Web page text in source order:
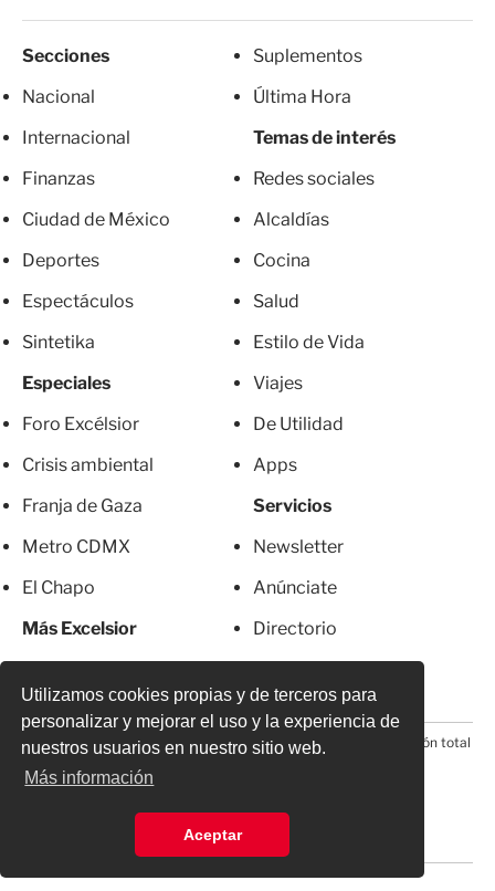
Utilizamos cookies propias y de terceros para
personalizar y mejorar el uso y la experiencia de
nuestros usuarios en nuestro sitio web.
Más información
Aceptar
Secciones
Nacional
Internacional
Finanzas
Ciudad de México
Deportes
Espectáculos
Sintetika
Especiales
Foro Excélsior
Crisis ambiental
Franja de Gaza
Metro CDMX
El Chapo
Más Excelsior
Suplementos
Última Hora
Temas de interés
Redes sociales
Alcaldías
Cocina
Salud
Estilo de Vida
Viajes
De Utilidad
Apps
Servicios
Newsletter
Anúnciate
Directorio
© 2026 Todos los derechos reservados. Prohibida la reproducción total
o parcial, incluyendo cualquier medio electrónico*